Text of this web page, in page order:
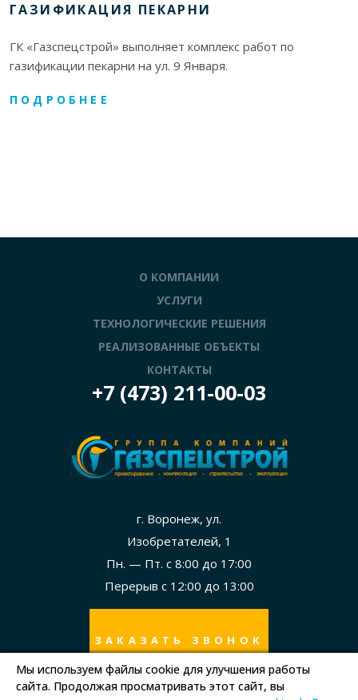
ГАЗИФИКАЦИЯ ПЕКАРНИ
ГК «Газспецстрой» выполняет комплекс работ по
газификации пекарни на ул. 9 Января.
ПОДРОБНЕЕ
О КОМПАНИИ
УСЛУГИ
ТЕХНОЛОГИЧЕСКИЕ РЕШЕНИЯ
РЕАЛИЗОВАННЫЕ ОБЪЕКТЫ
КОНТАКТЫ
+7 (473) 211-00-03
г. Воронеж, ул.
Изобретателей, 1
Пн. — Пт. с 8:00 до 17:00
Перерыв с 12:00 до 13:00
ЗАКАЗАТЬ ЗВОНОК
Мы используем файлы cookie для улучшения работы
сайта. Продолжая просматривать этот сайт, вы